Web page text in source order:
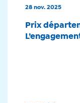
28 nov. 2025
Prix